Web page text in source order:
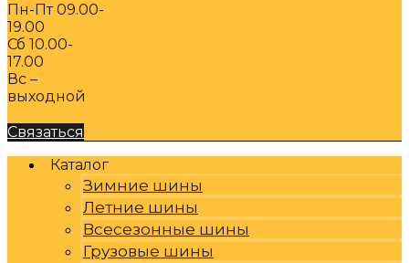
Пн-Пт 09.00-
19.00
Сб 10.00-
17.00
Вс –
выходной
Связаться
Каталог
Зимние шины
Летние шины
Всесезонные шины
Грузовые шины